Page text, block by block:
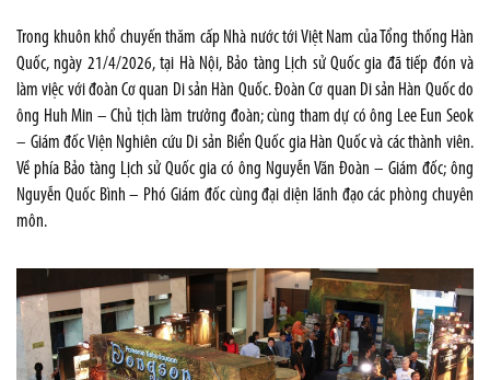
Trong khuôn khổ chuyến thăm cấp Nhà nước tới Việt Nam của Tổng thống Hàn
Quốc, ngày 21/4/2026, tại Hà Nội, Bảo tàng Lịch sử Quốc gia đã tiếp đón và
làm việc với đoàn Cơ quan Di sản Hàn Quốc. Đoàn Cơ quan Di sản Hàn Quốc do
ông Huh Min – Chủ tịch làm trưởng đoàn; cùng tham dự có ông Lee Eun Seok
– Giám đốc Viện Nghiên cứu Di sản Biển Quốc gia Hàn Quốc và các thành viên.
Về phía Bảo tàng Lịch sử Quốc gia có ông Nguyễn Văn Đoàn – Giám đốc; ông
Nguyễn Quốc Bình – Phó Giám đốc cùng đại diện lãnh đạo các phòng chuyên
môn.